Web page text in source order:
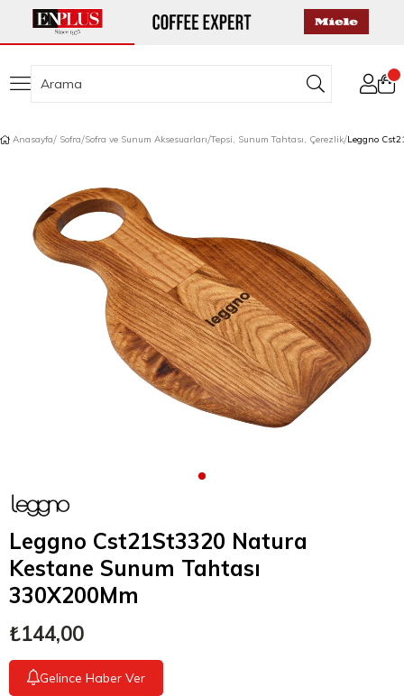
Anasayfa Sofra Sofra ve Sunum Aksesuarları Tepsi, Sunum Tahtası, Çerezlik
Leggno Cst21St3320 Natura
Kestane Sunum Tahtası
330X200Mm
₺144,00
Gelince Haber Ver